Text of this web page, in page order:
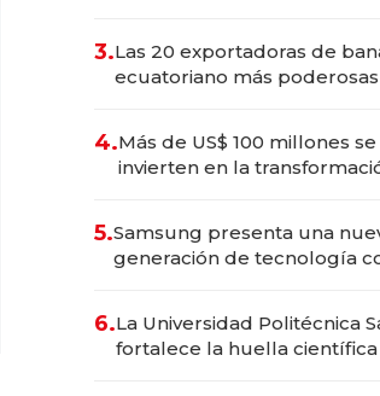
3.Las 20 exportadoras de
ecuatoriano más
4.Más de US$ 100 millones se
invierten en la
5.Samsung presenta una
generación de tecnología
6.La Universidad Politécnica
fortalece la huella